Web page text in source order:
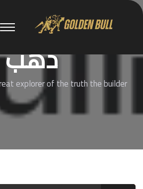
ذهب
explorer of the truth the builder